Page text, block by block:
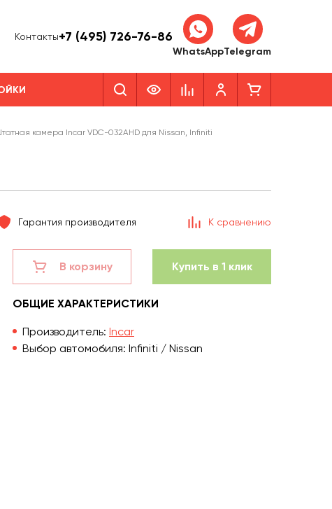
Контакты+7 (495) 726-76-86
WhatsAppTelegram
камера Incar VDC-032AHD для Nissan, Infiniti
Гарантия производителя К сравнению
В корзину Купить в 1 клик
ОБЩИЕ ХАРАКТЕРИСТИКИ
Производитель: Incar
Выбор автомобиля: Infiniti / Nissan